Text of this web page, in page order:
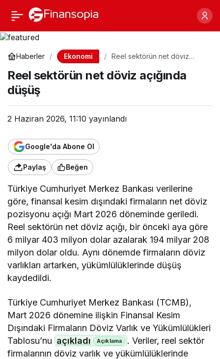
Haberler Ekonomi
Reel sektörün net döviz
Reel sektörün net döviz açığında
düşüş
2 Haziran 2026, 11:10 yayınlandı
Google'da Abone Ol
Paylaş Beğen
Türkiye Cumhuriyet Merkez Bankası verilerine
göre, finansal kesim dışındaki firmaların net döviz
pozisyonu açığı Mart 2026 döneminde geriledi.
Reel sektörün net döviz açığı, bir önceki aya göre
6 milyar 403 milyon dolar azalarak 194 milyar 208
milyon dolar oldu. Aynı dönemde firmaların döviz
varlıkları artarken, yükümlülüklerinde düşüş
kaydedildi.
Türkiye Cumhuriyet Merkez Bankası (TCMB),
Mart 2026 dönemine ilişkin Finansal Kesim
Dışındaki Firmaların Döviz Varlık ve Yükümlülükleri
Tablosu’nu açıkladı
. Veriler, reel sektör
firmalarının döviz varlık ve yükümlülüklerinde
Reel sektörün net döviz
açığında düşüş
Paylaş